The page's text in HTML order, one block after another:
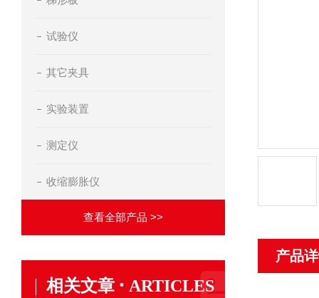
试验仪
其它夹具
实验装置
测定仪
收缩膨胀仪
查看全部产品 >>
相关文章 · ARTICLES
产品